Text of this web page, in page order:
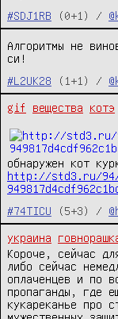
#SDJ1RB
(0+1) /
Алгоритмы не
си!
#L2UK28
(1+1) /
gif вещества котэ
обнаружен кот
http://std3.ru/94/
#74TICU
(5+3) /
украина
Короче, сейчас
либо сейчас
оплаченцев и по
пропаганды, где
кукареканье про